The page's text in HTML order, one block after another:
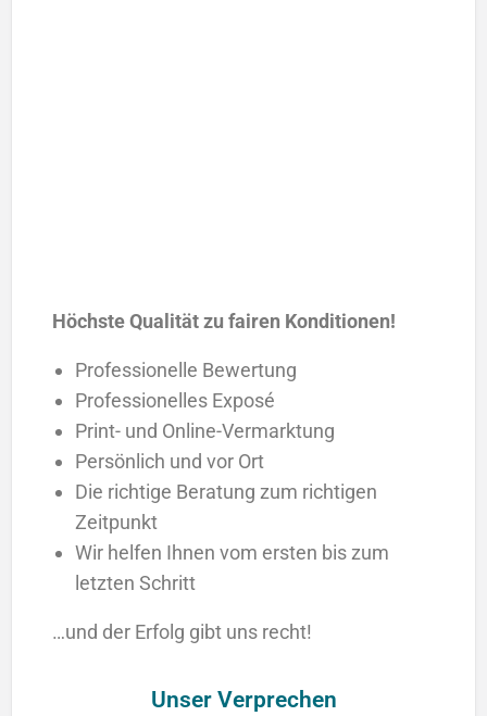
Höchste Qualität zu fairen Konditionen!
Professionelle Bewertung
Professionelles Exposé
Print- und Online-Vermarktung
Persönlich und vor Ort
Die richtige Beratung zum richtigen
Zeitpunkt
Wir helfen Ihnen vom ersten bis zum
letzten Schritt
…und der Erfolg gibt uns recht!
Unser Verprechen